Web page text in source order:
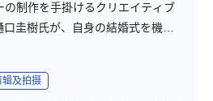
の制作を手掛けるクリエイティブ
圭樹氏が、自身の結婚式を機に
像会社勤務を経て独立。現在は
ショートシネマ形式のウェディ
辑及拍摄